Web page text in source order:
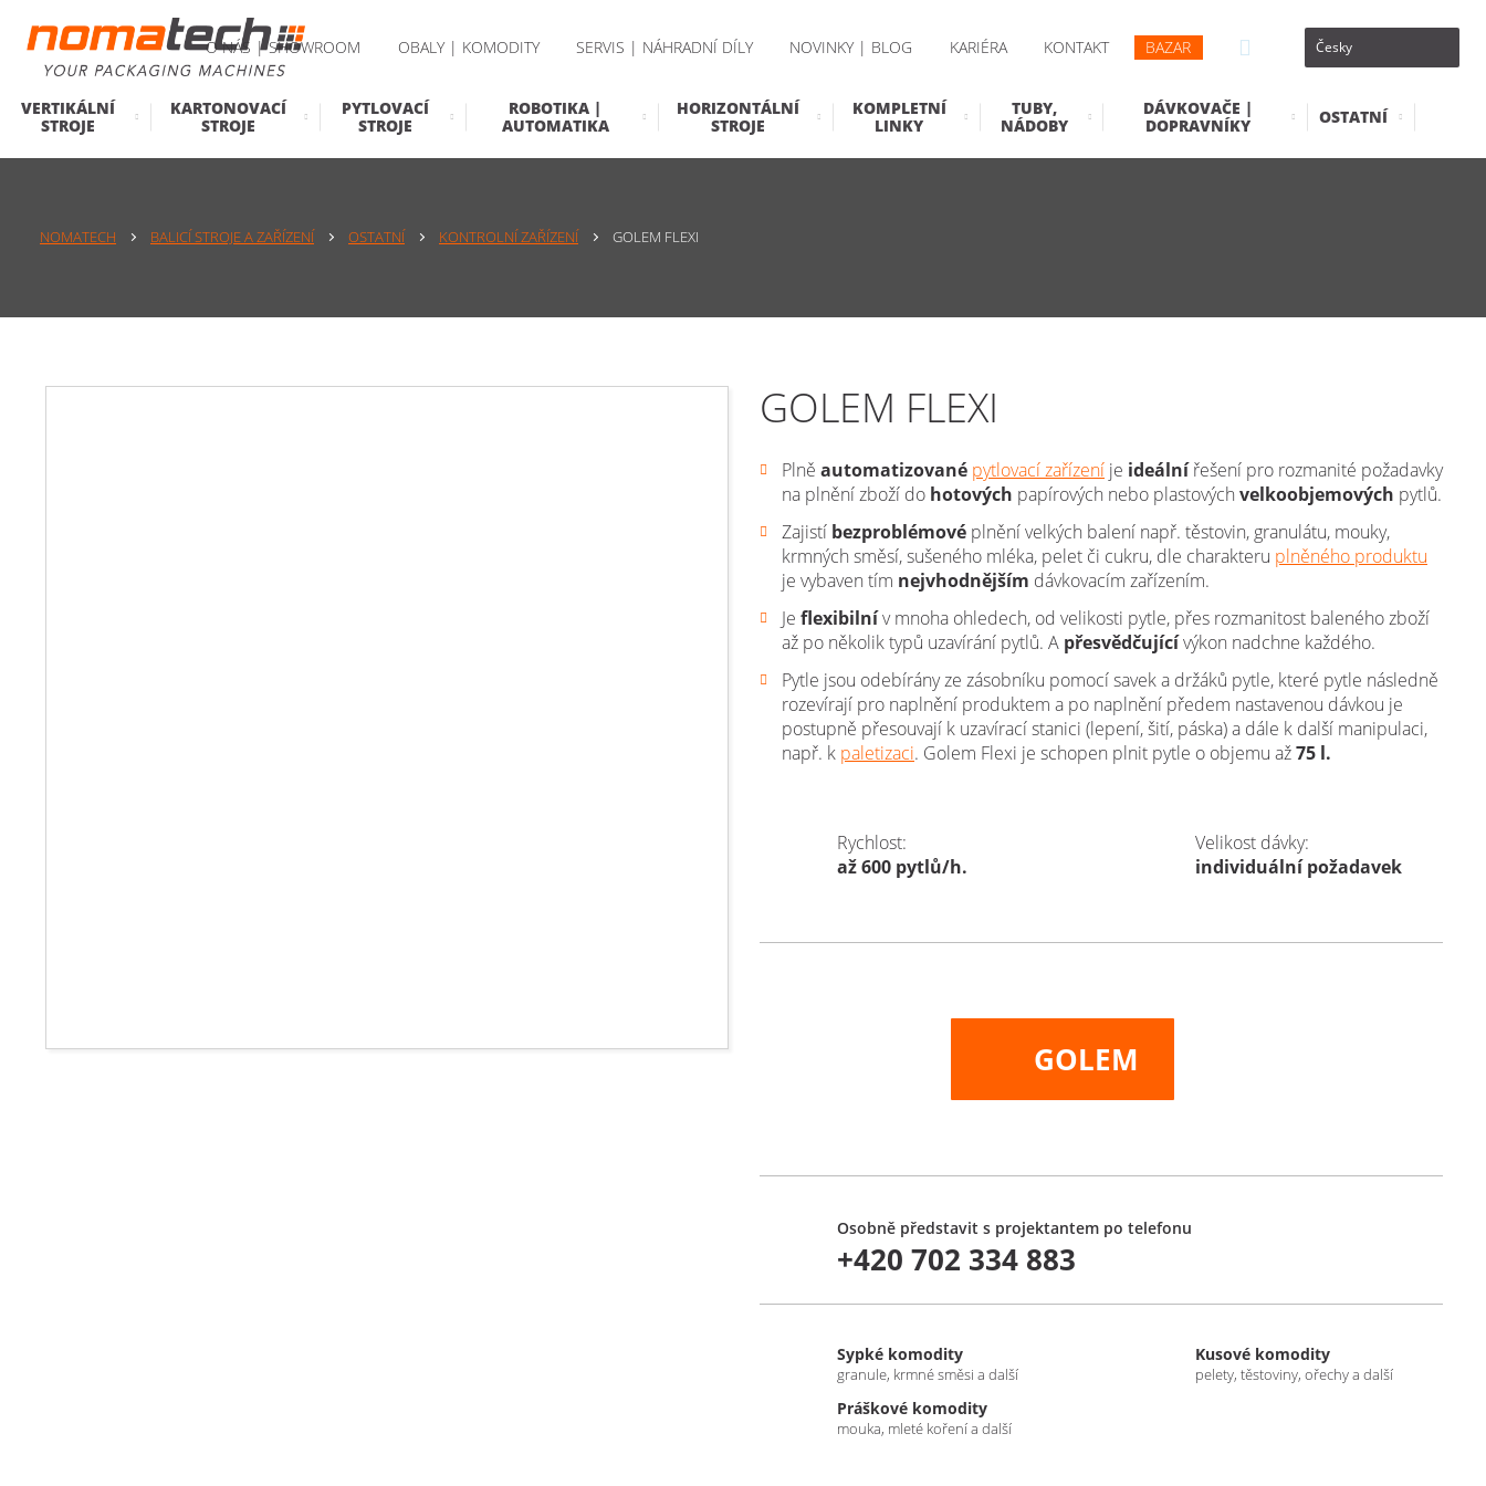
O NÁS | SHOWROOM OBALY | KOMODITY SERVIS | NÁHRADNÍ DÍLY NOVINKY | BLOG KARIÉRA KONTAKT BAZAR
VERTIKÁLNÍ
STROJE
KARTONOVACÍ
STROJE
PYTLOVACÍ
STROJE
ROBOTIKA |
AUTOMATIKA
HORIZONTÁLNÍ
STROJE
KOMPLETNÍ
LINKY
TUBY,
NÁDOBY
DÁVKOVAČE |
DOPRAVNÍKY
OSTATNÍ
NOMATECH BALICÍ STROJE A ZAŘÍZENÍ OSTATNÍ KONTROLNÍ ZAŘÍZENÍ GOLEM FLEXI
GOLEM FLEXI
Plně automatizované pytlovací zařízení je ideálnířešení pro rozmanité požadavky
na plnění zboží do hotových papírových nebo plastových velkoobjemových pytlů.
Zajistí bezproblémové plnění velkých balení např. těstovin, granulátu, mouky,
krmných směsí, sušeného mléka, pelet či cukru, dle charakteru plněného produktu
je vybaven tím nejvhodnějším dávkovacím zařízením.
Je flexibilnív mnoha ohledech, od velikosti pytle, přes rozmanitost baleného zboží
až po několik typů uzavírání pytlů. A přesvědčujícívýkon nadchne každého.
Pytle jsou odebírány ze zásobníku pomocí savek a držáků pytle, které pytle následně
rozevírají pro naplnění produktem a po naplnění předem nastavenou dávkou je
postupně přesouvají k uzavírací stanici (lepení, šití, páska) a dále k další manipulaci,
např. k paletizaci. Golem Flexi je schopen plnit pytle o objemu až75 l.
Rychlost:
až 600 pytlů/h.
Velikost dávky:
individuální požadavek
GOLEM
Osobně představit s projektantem po telefonu
+420 702 334 883
Sypké komodity
granule, krmné směsi a další
Kusové komodity
pelety, těstoviny, ořechy a další
Práškové komodity
mouka, mleté koření a další